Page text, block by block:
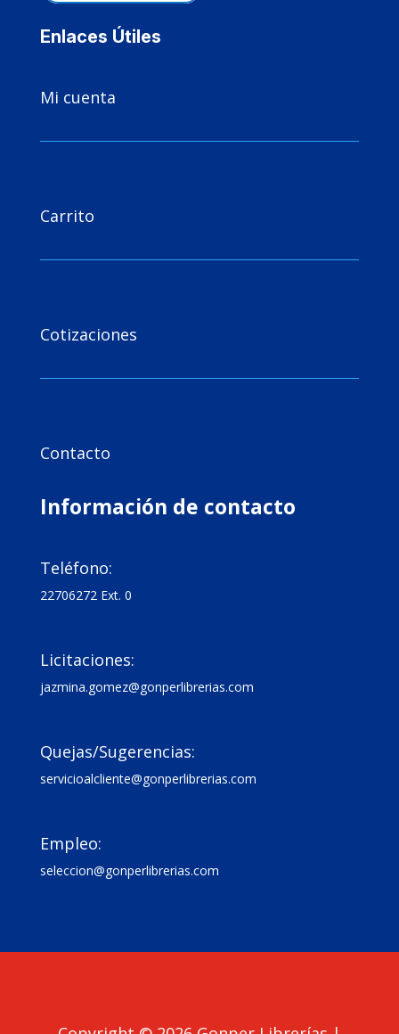
Enlaces Útiles
Mi cuenta
Carrito
Cotizaciones
Contacto
Información de contacto
Teléfono:
22706272 Ext. 0
Licitaciones:
jazmina.gomez@gonperlibrerias.com
Quejas/Sugerencias:
servicioalcliente@gonperlibrerias.com
Empleo:
seleccion@gonperlibrerias.com